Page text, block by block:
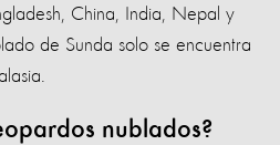
China, India, Nepal y
de Sunda solo se encuentra
nublados?